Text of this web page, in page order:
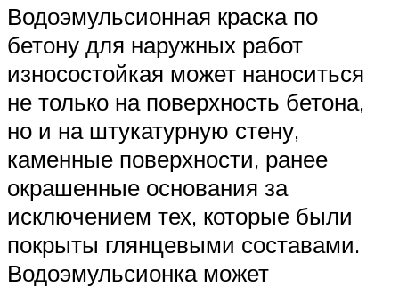
Водоэмульсионная краска по
бетону для наружных работ
износостойкая может наноситься
не только на поверхность бетона,
но и на штукатурную стену,
каменные поверхности, ранее
окрашенные основания за
исключением тех, которые были
покрыты глянцевыми составами.
Водоэмульсионка может